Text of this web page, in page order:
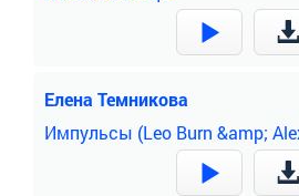
Елена Темникова
Импульсы (Leo Burn &amp;